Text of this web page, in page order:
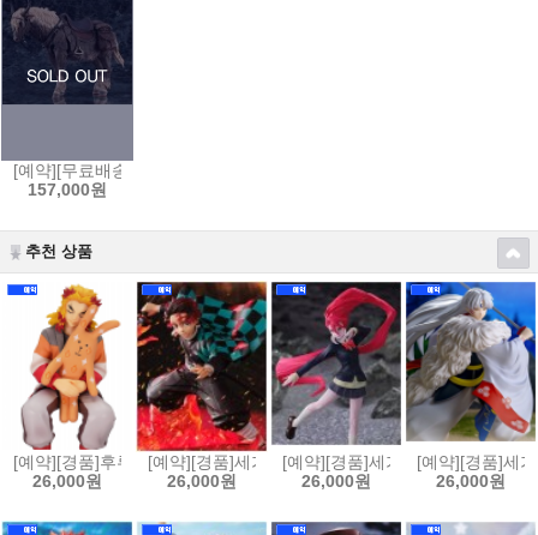
[예약][무료배송]figma 피그마 엘든링 - 영마 토렌트[4545784069653]
157,000원
추천 상품
[예약][경품]후류 누들스토퍼 귀멸의칼날 렌고쿠 쿄쥬로 크래프트홀릭
26,000원
[예약][경품]세가 FIGURIZMα 귀멸의칼날 카마도 탄
26,000원
[예약][경품]세가 Luminasta 단다
26,000원
[예약][경품]세
26,000원